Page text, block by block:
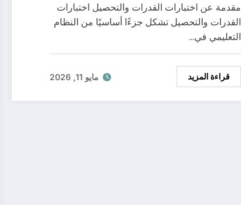
مقدمة عن اختبارات القدرات والتحصيل اختبارات
القدرات والتحصيل تشكل جزءًا أساسيًا من النظام
التعليمي في…
قراءة المزيد مايو 11, 2026